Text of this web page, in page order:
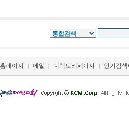
홈페이지 | 메일 | 디렉토리페이지 | 인기검색